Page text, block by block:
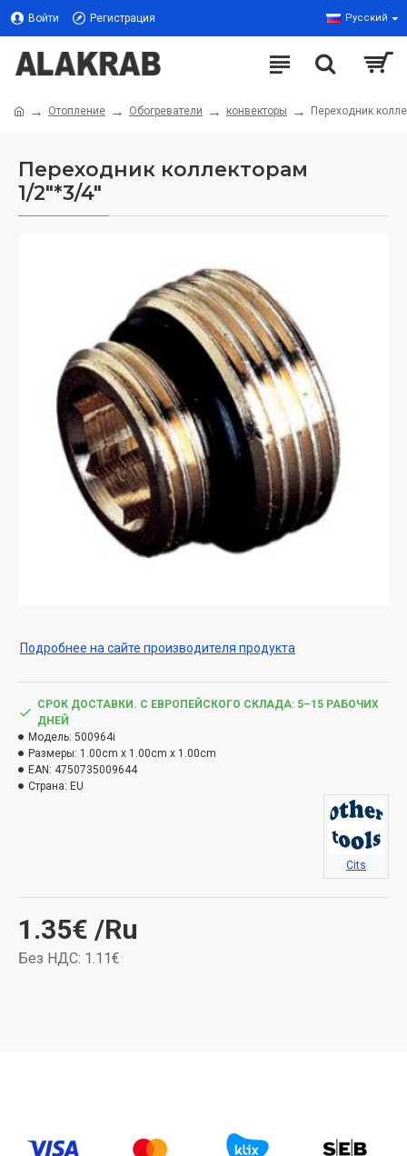
Войти Регистрация Русский
Отопление Обогреватели конвекторы Переходник
Переходник коллекторам
1/2"*3/4"
Подробнее на сайте производителя продукта
1.35€ /Ru
Без НДС: 1.11€
СРОК ДОСТАВКИ. С ЕВРОПЕЙСКОГО СКЛАДА: 5–15 РАБОЧИХ
ДНЕЙ
Модель: 500964i
Размеры: 1.00cm x 1.00cm x 1.00cm
EAN: 4750735009644
Страна: EU
Cits